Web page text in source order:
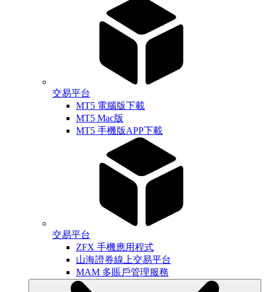
交易平台
MT5 電腦版下載
MT5 Mac版
MT5 手機版APP下載
交易平台
ZFX 手機應用程式
山海證券線上交易平台
MAM 多賬戶管理服務